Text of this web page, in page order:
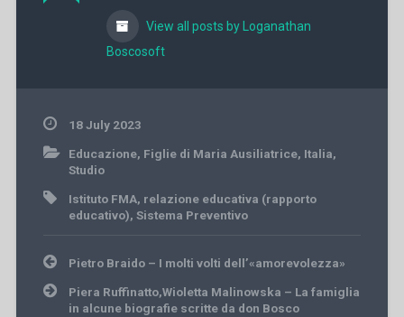
View all posts by Loganathan
Boscosoft
18 July 2023
Educazione, Figlie di Maria Ausiliatrice, Italia,
Studio
Istituto FMA, relazione educativa (rapporto
educativo), Sistema Preventivo
Post
navigation
Pietro Braido – I molti volti dell’«amorevolezza»
Piera Ruffinatto,Wioletta Malinowska – La famiglia
in alcune biografie scritte da don Bosco